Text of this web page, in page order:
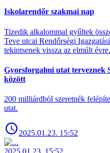
Iskolarendőr szakmai nap
Tizedik alkalommal gyűltek
Teve utcai Rendőrségi
tekintsenek vissza az elmúlt évre.
Gyorsforgalmi utat terveznek
között
200 milliárdból szeretnék
utat.
2025.01.23. 15:52